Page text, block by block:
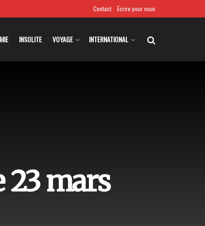
Contact Écrire pour nous
INSOLITE VOYAGE INTERNATIONAL
23 mars